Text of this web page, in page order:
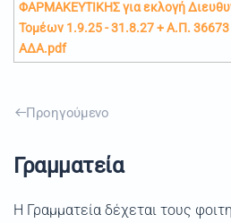
ΦΑΡΜΑΚΕΥΤΙΚΗΣ για εκλογή
Τομέων 1.9.25 - 31.8.27 + Α.Π. 36673
ΑΔΑ.pdf
Προηγούμενο
Γραμματεία
Η Γραμματεία δέχεται τους